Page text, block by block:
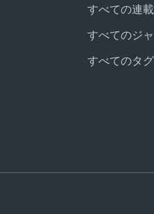
すべての連載
すべてのジ
すべてのタグ